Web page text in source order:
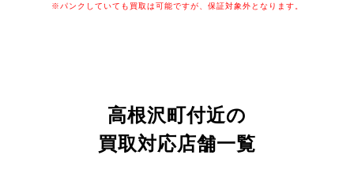
※パンクしていても買取は可能ですが、保証対象外となります。
高根沢町付近の
買取対応店舗一覧